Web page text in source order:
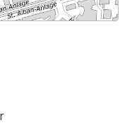
von MapBS.
wird in einem